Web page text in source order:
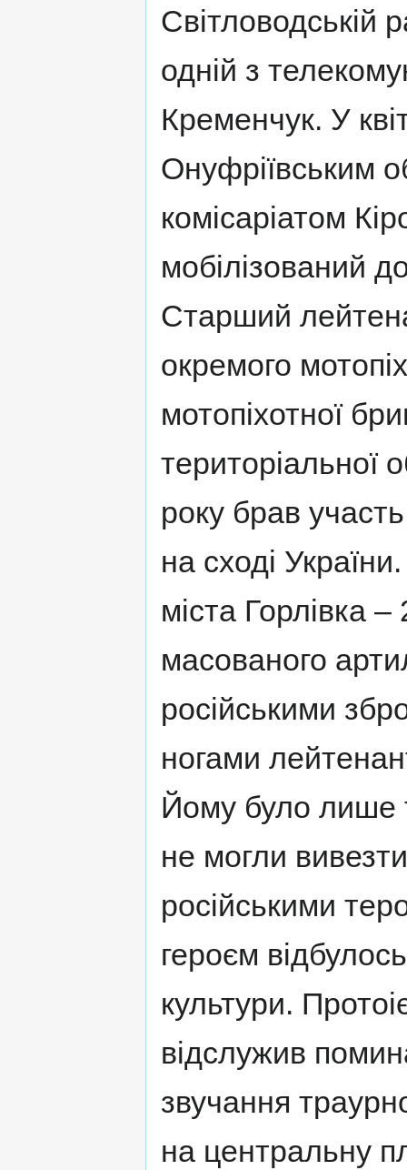
Світловодській
одній з
Кременчук. У
Онуфріївським
комісаріатом
мобілізований
Старший
окремого
мотопіхотної
територіальної
року брав
на сході
міста Горлівка –
масованого
російськими
ногами
Йому було лише
не могли
російськими
героєм
культури.
відслужив
звучання
на центральну